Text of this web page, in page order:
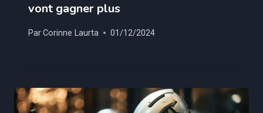
vont gagner plus
ParCorinne Laurta 01/12/2024